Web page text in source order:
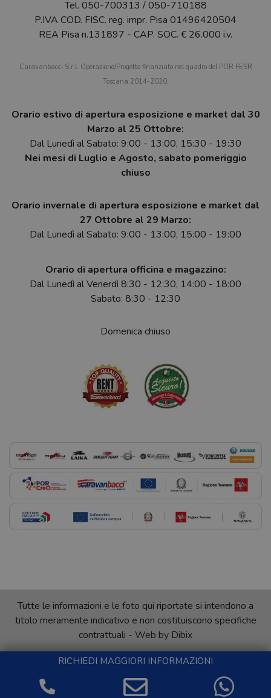
RICHIEDI MAGGIORI INFORMAZIONI
Tel. 050-700313 /050-710188
P.IVA COD. FISC. reg. impr. Pisa 01496420504
REA Pisa n.131897 - CAP. SOC. € 26.000 i.v.
Caravanbacci S.r.l. Operazione/Progetto finanziato nel quadro del POR FESR
Toscana 2014-2020.
Orario estivo di apertura esposizione e market dal 30
Marzo al 25 Ottobre:
Dal Lunedì al Sabato: 9:00 - 13:00, 15:30 - 19:30
Nei mesi di Luglio e Agosto, sabato pomeriggio
chiuso
Orario invernale di apertura esposizione e market dal
27 Ottobre al 29 Marzo:
Dal Lunedì al Sabato: 9:00 - 13:00, 15:00 - 19:00
Orario di apertura officina e magazzino:
Dal Lunedì al Venerdì 8:30 - 12:30, 14:00 - 18:00
Sabato: 8:30 - 12:30
Domenica chiuso
Tutte le informazioni e le foto qui riportate si intendono a
titolo meramente indicativo e non costituiscono specifiche
contrattuali - Web by Dibix